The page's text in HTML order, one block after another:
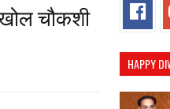
चौकशी
HAPPY